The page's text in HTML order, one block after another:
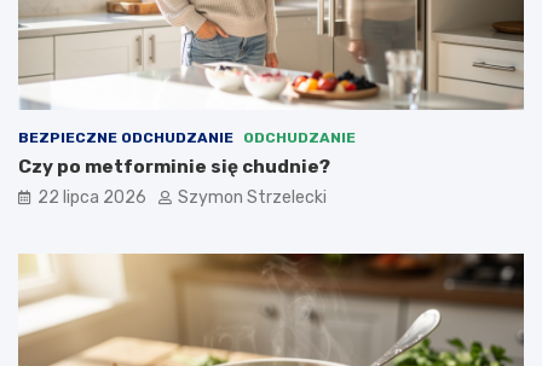
BEZPIECZNE ODCHUDZANIE ODCHUDZANIE
Czy po metforminie się chudnie?
22 lipca 2026 Szymon Strzelecki